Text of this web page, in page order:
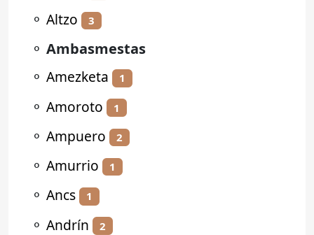
⚬ Altzo 3
⚬ Ambasmestas
⚬ Amezketa 1
⚬ Amoroto 1
⚬ Ampuero 2
⚬ Amurrio 1
⚬ Ancs 1
⚬ Andrín 2